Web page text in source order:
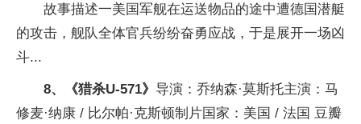
故事描述一美国军舰在运送物品的途中遭德国潜艇
的攻击，舰队全体官兵纷纷奋勇应战，于是展开一场凶
斗...
8、《猎杀U-571》 导演：乔纳森·莫斯托主演：马
修麦·纳康 / 比尔帕·克斯顿制片国家：美国 / 法国 豆瓣